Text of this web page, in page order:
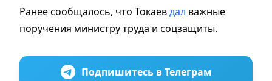
Ранее сообщалось, что Токаевдал важные
поручения министру труда и соцзащиты.
Подпишитесь в Телеграм